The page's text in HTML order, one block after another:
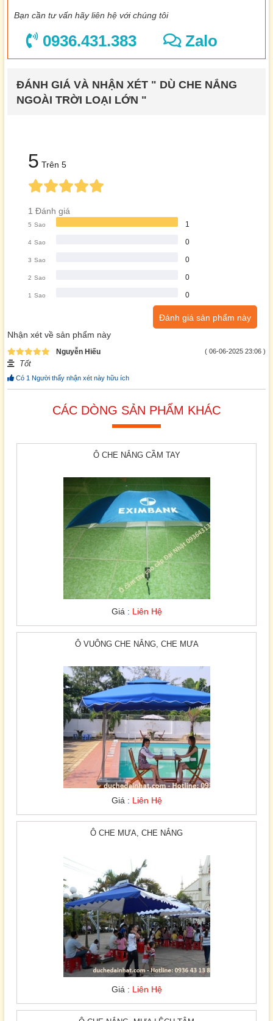
Bạn cần tư vấn hãy liên hệ với chúng tôi
0936.431.383 Zalo
ĐÁNH GIÁ VÀ NHẬN XÉT " DÙ CHE NẮNG
NGOÀI TRỜI LOẠI LỚN "
5 Trên 5
1 Đánh giá
5 Sao 1
4 Sao 0
3 Sao 0
2 Sao 0
1 Sao 0
Đánh giá sản phẩm này
Nhận xét về sản phẩm này
Nguyễn Hiếu ( 06-06-2025 23:06 )
Tốt
Có 1 Người thấy nhận xét này hữu ích
CÁC DÒNG SẢN PHẨM KHÁC
Ô CHE NẮNG CẦM TAY
Giá : Liên Hệ
Ô VUÔNG CHE NẮNG, CHE MƯA
Giá : Liên Hệ
Ô CHE MƯA, CHE NẮNG
Giá : Liên Hệ